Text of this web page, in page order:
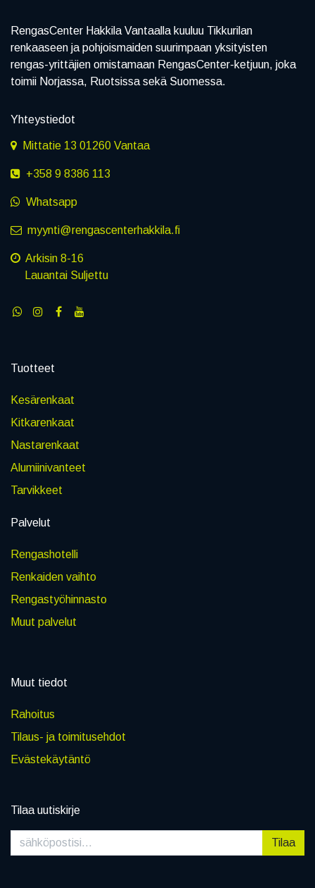
RengasCenter Hakkila Vantaalla kuuluu Tikkurilan
renkaaseen ja pohjoismaiden suurimpaan yksityisten
rengas-yrittäjien omistamaan RengasCenter-ketjuun, joka
toimii Norjassa, Ruotsissa sekä Suomessa.
Yhteystiedot
Mittatie 13 01260 Vantaa
+358 9 8386 113
Whatsapp
myynti@rengascenterhakkila.fi
Arkisin 8-16
Lauantai Suljettu
Tuotteet
Kesärenkaat
Kitkarenkaat
Nastarenkaat
Alumiinivanteet
Tarvikkeet
Palvelut
Rengashotelli
Renkaiden vaihto
Rengastyöhinnasto
Muut palvelut
Muut tiedot
Rahoitus
Tilaus- ja toimitusehdot
Evästekäytäntö
Tilaa uutiskirje
Tilaa